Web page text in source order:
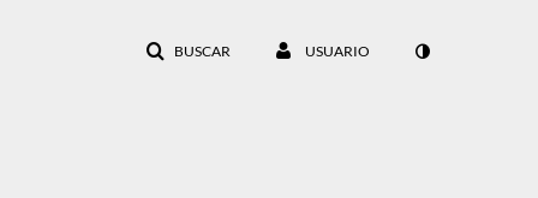
BUSCAR USUARIO